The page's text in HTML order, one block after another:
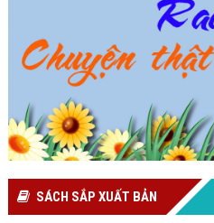
SÁCH SẮP XUẤT BẢN